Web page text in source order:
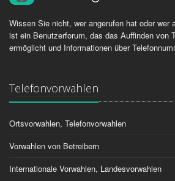
Wissen Sie nicht, wer angerufen hat oder wer
ist ein Benutzerforum, das das Auffinden von
ermöglicht und Informationen über
Telefonvorwahlen
Ortsvorwahlen, Telefonvorwahlen
Vorwahlen von Betreibern
Internationale Vorwahlen, Landesvorwahlen